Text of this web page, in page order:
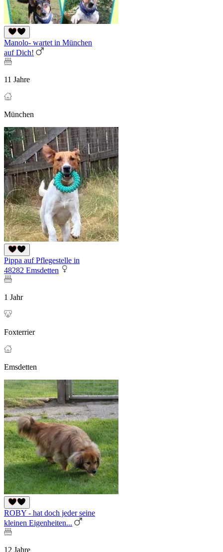
Manolo- wartet in München
auf Dich!
11 Jahre
München
Pippa auf Pflegestelle in
48282 Emsdetten
1 Jahr
Foxterrier
Emsdetten
ROBY - hat doch jeder seine
kleinen Eigenheiten...
12 Jahre